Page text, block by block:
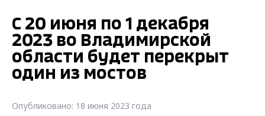
С 20 июня по 1 декабря
2023 во Владимирской
области будет перекрыт
один из мостов
Опубликовано: 18 июня 2023 года